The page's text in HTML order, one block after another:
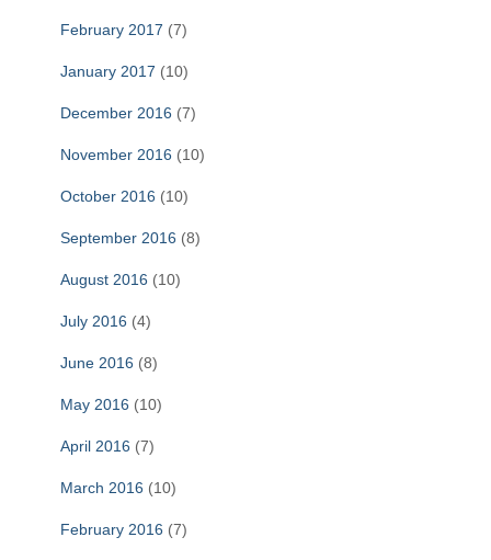
February 2017 (7)
January 2017 (10)
December 2016 (7)
November 2016 (10)
October 2016 (10)
September 2016 (8)
August 2016 (10)
July 2016 (4)
June 2016 (8)
May 2016 (10)
April 2016 (7)
March 2016 (10)
February 2016 (7)